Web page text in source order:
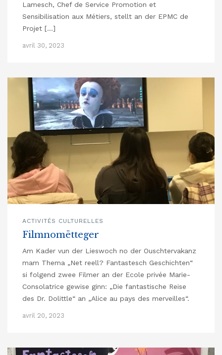
Lamesch, Chef de Service Promotion et
Sensibilisation aux Métiers, stellt an der EPMC de
Projet […]
avril 30, 2023
ACTIVITÉS CULTURELLES
Filmnomëtteger
Am Kader vun der Lieswoch no der Ouschtervakanz
mam Thema „Net reell? Fantastesch Geschichten“
si folgend zwee Filmer an der Ecole privée Marie-
Consolatrice gewise ginn: „Die fantastische Reise
des Dr. Dolittle“ an „Alice au pays des merveilles“.
avril 20, 2023